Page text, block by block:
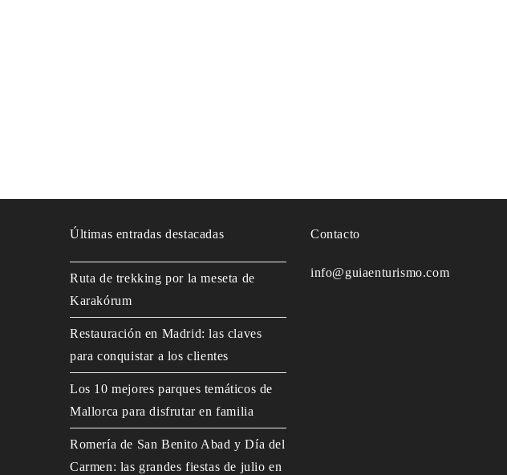
Últimas entradas destacadas
Ruta de trekking por la meseta de
Karakórum
Restauración en Madrid: las claves
para conquistar a los clientes
Los 10 mejores parques temáticos de
Mallorca para disfrutar en familia
Romería de San Benito Abad y Día del
Carmen: las grandes fiestas de julio en
Contacto
info@guiaenturismo.com